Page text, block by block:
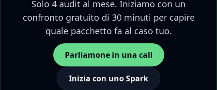
Solo 4 audit al mese. Iniziamo con un
confronto gratuito di 30 minuti per capire
quale pacchetto fa al caso tuo.
Parliamone in una call
Inizia con uno Spark